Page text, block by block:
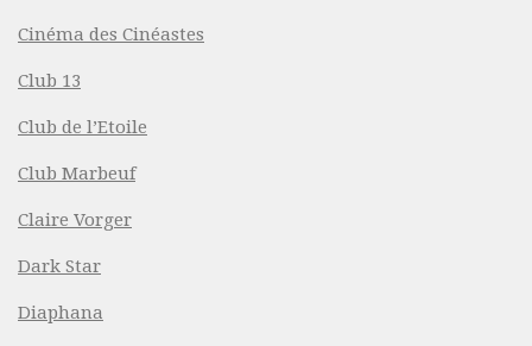
Cinéma des Cinéastes
Club 13
Club de l’Etoile
Club Marbeuf
Claire Vorger
Dark Star
Diaphana